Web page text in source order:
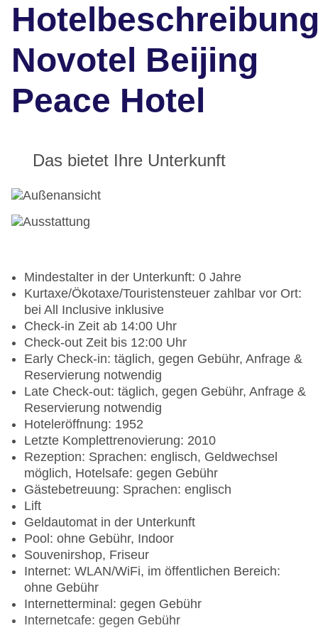
Novotel Beijing
Peace Hotel
Das bietet Ihre Unterkunft
Mindestalter in der Unterkunft: 0 Jahre
Kurtaxe/Ökotaxe/Touristensteuer zahlbar vor Ort:
bei All Inclusive inklusive
Check-in Zeit ab 14:00 Uhr
Check-out Zeit bis 12:00 Uhr
Early Check-in: täglich, gegen Gebühr, Anfrage &
Reservierung notwendig
Late Check-out: täglich, gegen Gebühr, Anfrage &
Reservierung notwendig
Hoteleröffnung: 1952
Letzte Komplettrenovierung: 2010
Rezeption: Sprachen: englisch, Geldwechsel
möglich, Hotelsafe: gegen Gebühr
Gästebetreuung: Sprachen: englisch
Lift
Geldautomat in der Unterkunft
Pool: ohne Gebühr, Indoor
Souvenirshop, Friseur
Internet: WLAN/WiFi, im öffentlichen Bereich:
ohne Gebühr
Internetterminal: gegen Gebühr
Internetcafe: gegen Gebühr